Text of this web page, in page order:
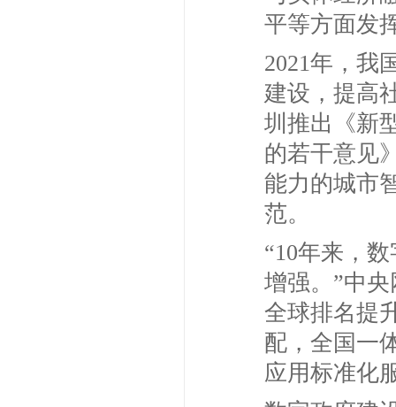
平等方面发
2021年，我
建设，提高
圳推出《新
的若干意见
能力的城市
范。
“10年来，
增强。”中
全球排名提
配，全国一
应用标准化